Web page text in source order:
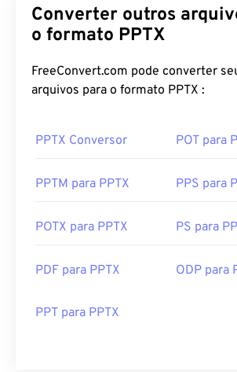
Converter outros
o formato PPTX
FreeConvert.com pode converter
arquivos para o formato PPTX :
PPTX Conversor POT para
PPTM para PPTX PPS para
POTX para PPTX PS para
PDF para PPTX ODP para
PPT para PPTX